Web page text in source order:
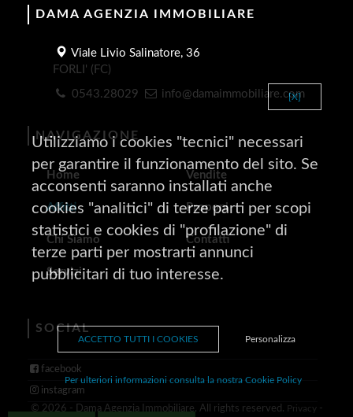
DAMA AGENZIA IMMOBILIARE
Viale Livio Salinatore, 36
FORLI' (FC)
0543.28029 info@damaimmobiliare.com
NAVIGAZIONE
Home Vendite
Affitti Proponi
Chi Siamo Contatti
Servizi
SOCIAL
facebook
instagram
© 2026 - Dama Agenzia Immobiliare. All rights reserved. Privacy-
[X]
Utilizziamo i cookies "tecnici" necessari
per garantire il funzionamento del sito. Se
acconsenti saranno installati anche
cookies "analitici" di terze parti per scopi
statistici e cookies di "profilazione" di
terze parti per mostrarti annunci
pubblicitari di tuo interesse.
ACCETTO TUTTI I COOKIES Personalizza
Per ulteriori informazioni consulta la nostra Cookie Policy